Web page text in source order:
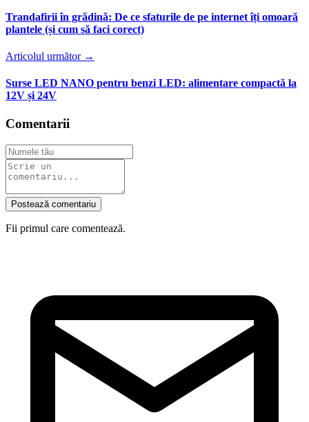
Trandafirii în grădină: De ce sfaturile de pe internet îți omoară
plantele (și cum să faci corect)
Articolul următor →
Surse LED NANO pentru benzi LED: alimentare compactă la
12V și 24V
Comentarii
Postează comentariu
Fii primul care comentează.